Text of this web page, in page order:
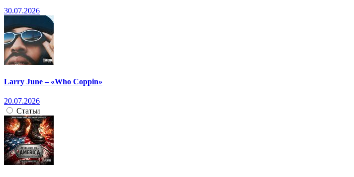
30.07.2026
Larry June – «Who Coppin»
20.07.2026
Статьи